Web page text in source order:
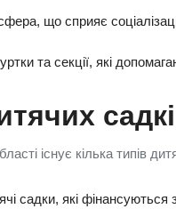
що сприяє
та секції, які
існує кілька типів
садки, які